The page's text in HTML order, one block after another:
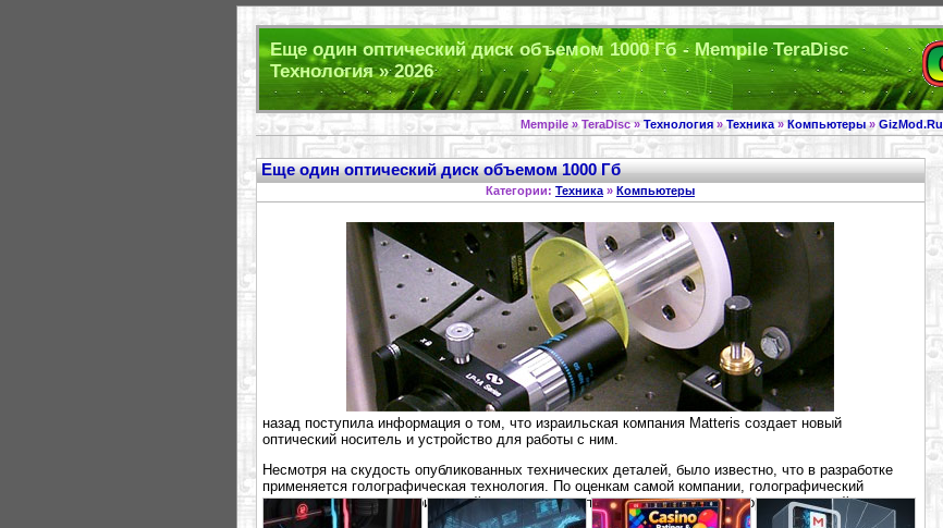
Еще один оптический диск объемом 1000 Гб - Mempile TeraDisc
Технология » 2026
Mempile » TeraDisc » Технология »Техника» Компьютеры» GizMod.Ru
Еще один оптический диск объемом 1000 Гб
Категории: Техника » Компьютеры
назад поступила информация о том, что израильская компания Matteris создает новый
оптический носитель и устройство для работы с ним.
Несмотря на скудость опубликованных технических деталей, было известно, что в разработке
применяется голографическая технология. По оценкам самой компании, голографический
носитель размером с привычный компакт-диск вполне может вместить порядка терабайта
данных.